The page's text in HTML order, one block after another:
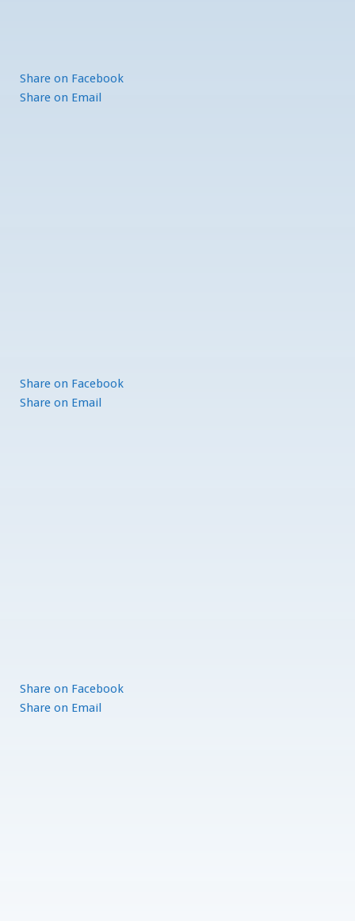
Share on Facebook
Share on Email
Share on Facebook
Share on Email
Share on Facebook
Share on Email